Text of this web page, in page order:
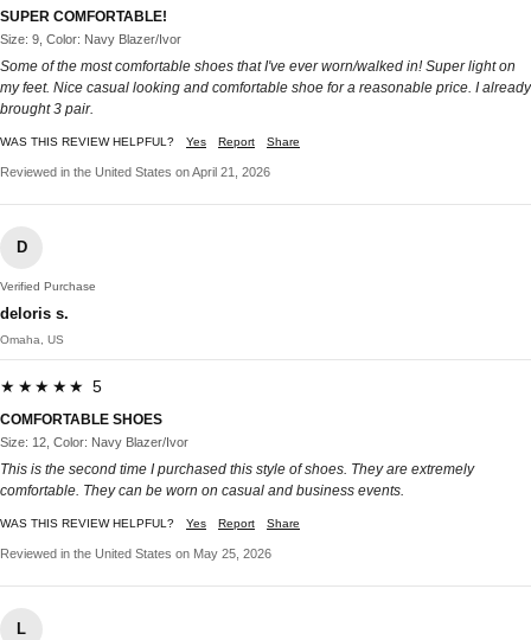
SUPER COMFORTABLE!
Size: 9, Color: Navy Blazer/Ivor
Some of the most comfortable shoes that I've ever worn/walked in! Super light on
my feet. Nice casual looking and comfortable shoe for a reasonable price. I already
brought 3 pair.
WAS THIS REVIEW HELPFUL? Yes Report Share
Reviewed in the United States on April 21, 2026
D
Verified Purchase
deloris s.
Omaha, US
★★★★★ 5
COMFORTABLE SHOES
Size: 12, Color: Navy Blazer/Ivor
This is the second time I purchased this style of shoes. They are extremely
comfortable. They can be worn on casual and business events.
WAS THIS REVIEW HELPFUL? Yes Report Share
Reviewed in the United States on May 25, 2026
L